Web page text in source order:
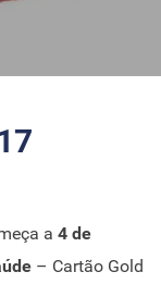
a 4 de
– Cartão Gold